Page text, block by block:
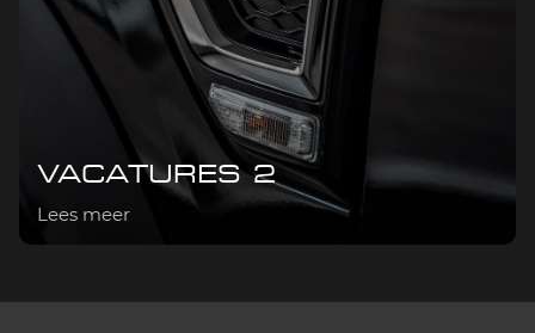
VACATURES 2
Lees meer